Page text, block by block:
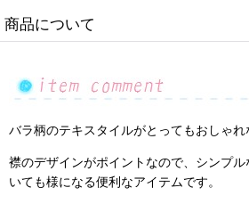
商品について
バラ柄のテキスタイルがとってもおしゃれ
襟のデザインがポイントなので、シンプ
いても様になる便利なアイテムです。